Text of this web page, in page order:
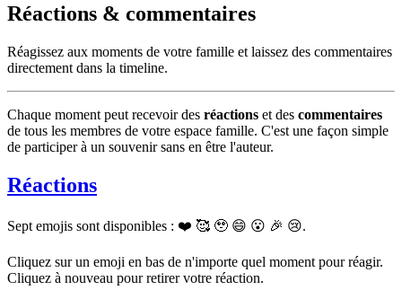
Réactions & commentaires
Réagissez aux moments de votre famille et laissez des commentaires
directement dans la timeline.
Chaque moment peut recevoir des réactions et des commentaires
de tous les membres de votre espace famille. C'est une façon simple
de participer à un souvenir sans en être l'auteur.
Réactions
Sept emojis sont disponibles : ❤️ 🥰 🥹 😄 😮 🎉 😢.
Cliquez sur un emoji en bas de n'importe quel moment pour réagir.
Cliquez à nouveau pour retirer votre réaction.